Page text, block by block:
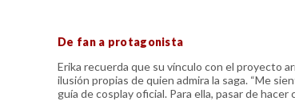
De fan a protagonista
Erika recuerda que su vínculo con el proyecto
ilusión propias de quien admira la saga. “Me
guía de cosplay oficial. Para ella, pasar de